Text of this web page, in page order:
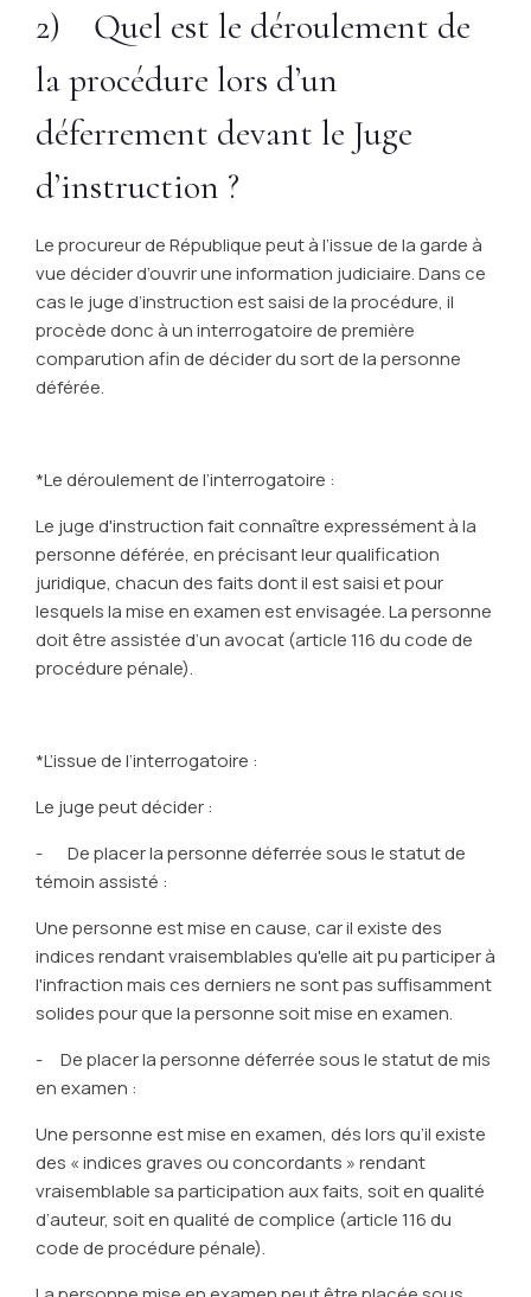
2) Quel est le déroulement de
la procédure lors d’un
déferrement devant le Juge
d’instruction ?
Le procureur de République peut à l’issue de la garde à
vue décider d’ouvrir une information judiciaire. Dans ce
cas le juge d’instruction est saisi de la procédure, il
procède donc à un interrogatoire de première
comparution afin de décider du sort de la personne
déférée.
*Le déroulement de l’interrogatoire :
Le juge d'instruction fait connaître expressément à la
personne déférée, en précisant leur qualification
juridique, chacun des faits dont il est saisi et pour
lesquels la mise en examen est envisagée. La personne
doit être assistée d’un avocat (article 116 du code de
procédure pénale).
*L’issue de l’interrogatoire :
Le juge peut décider :
- De placer la personne déferrée sous le statut de
témoin assisté :
Une personne est mise en cause, car il existe des
indices rendant vraisemblables qu'elle ait pu participer à
l'infraction mais ces derniers ne sont pas suffisamment
solides pour que la personne soit mise en examen.
- De placer la personne déferrée sous le statut de mis
en examen :
Une personne est mise en examen, dés lors qu’il existe
des « indices graves ou concordants » rendant
vraisemblable sa participation aux faits, soit en qualité
d’auteur, soit en qualité de complice (article 116 du
code de procédure pénale).